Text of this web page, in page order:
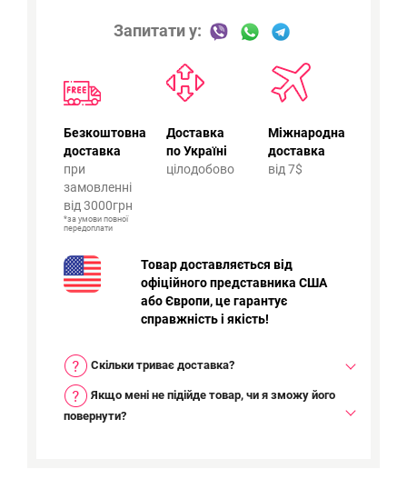
Запитати у:
Безкоштовна
доставка
при
замовленні
від 3000грн
*за умови повної
передоплати
Доставка
по Україні
цілодобово
Міжнародна
доставка
від 7$
Товар доставляється від
офіційного представника США
або Європи, це гарантує
справжність і якість!
Скільки триває доставка?
Якщо мені не підійде товар, чи я зможу його
повернути?